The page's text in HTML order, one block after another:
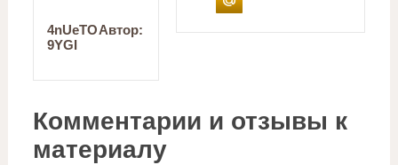
Автор:
4nUeTO
9YGI
Комментарии и отзывы к
материалу